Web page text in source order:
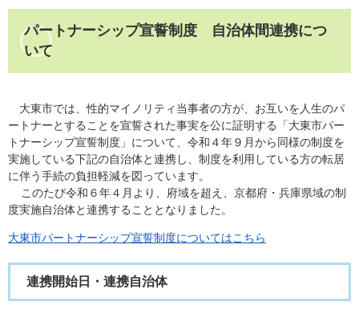
パートナーシップ宣誓制度 自治体間連携につ
いて
大東市では、性的マイノリティ当事者の方が、お互いを人生のパ
ートナーとすることを宣誓された事実を公に証明する「大東市パー
トナーシップ宣誓制度」について、令和４年９月から同様の制度を
実施している下記の自治体と連携し、制度を利用している方の転居
に伴う手続の負担軽減を図っています。
このたび令和６年４月より、府域を超え、京都府・兵庫県域の制
度実施自治体と連携することとなりました。​
大東市パートナーシップ宣誓制度についてはこちら
連携開始日・連携自治体